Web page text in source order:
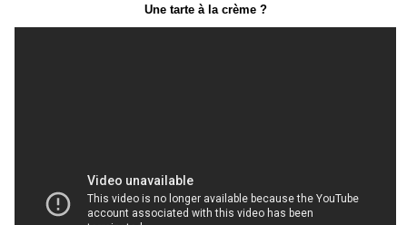
Une tarte à la crème ?